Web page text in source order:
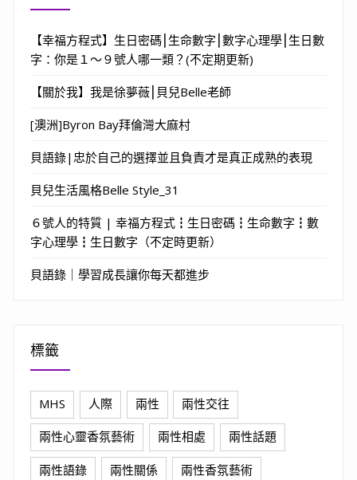
【幸福方程式】生日密碼⎮生命數字⎮數字心理學⎮生日數
字：你是１～９號人哪一類？(不定期更新)
【關於我】我是徐夢薇⎮貝兒Belle老師
[澳洲]Byron Bay拜倫灣大麻村
貝語錄|忠於自己的選擇並且負責才是真正成熟的表現
貝兒生活風格Belle Style_31
６號人的特質 | 幸福方程式┇生日密碼┇生命數字┇數
字心理學┇生日數字（不定時更新）
貝語錄｜學習成長讓你每天都進步
標籤
MHS 人際 兩性 兩性交往
兩性心靈香氛藝術 兩性相處 兩性話題
兩性語錄 兩性關係 兩性香氛藝術